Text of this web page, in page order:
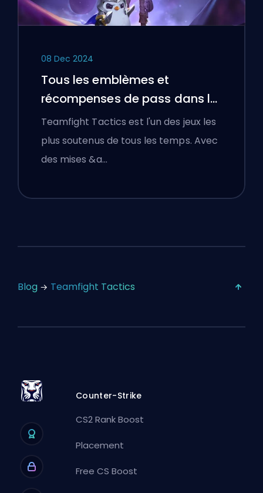
08 Dec 2024
Tous les emblèmes et
récompenses de pass dans le
Set 13 TFT
Teamfight Tactics est l'un des jeux les
plus soutenus de tous les temps. Avec
des mises &a…
Blog Teamfight Tactics
Counter-Strike
CS2 Rank Boost
Placement
Free CS Boost